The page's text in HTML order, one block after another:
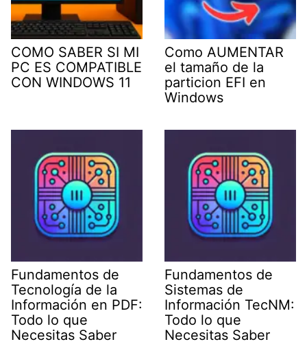
COMO SABER SI MI
PC ES COMPATIBLE
CON WINDOWS 11
Como AUMENTAR
el tamaño de la
particion EFI en
Windows
Fundamentos de
Tecnología de la
Información en PDF:
Todo lo que
Necesitas Saber
Fundamentos de
Sistemas de
Información TecNM:
Todo lo que
Necesitas Saber